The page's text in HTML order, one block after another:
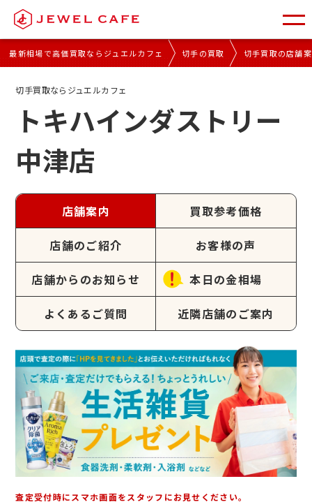
最新相場で高価買取ならジュエルカフェ 切手の買取 切手買取の店舗
切手買取ならジュエルカフェ
トキハインダストリー
中津店
店舗案内 買取参考価格
店舗のご紹介 お客様の声
店舗からのお知らせ 本日の金相場
よくあるご質問 近隣店舗のご案内
査定受付時にスマホ画面をスタッフにお見せください。